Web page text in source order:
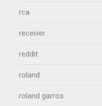
rca
receiver
reddit
roland
roland garros